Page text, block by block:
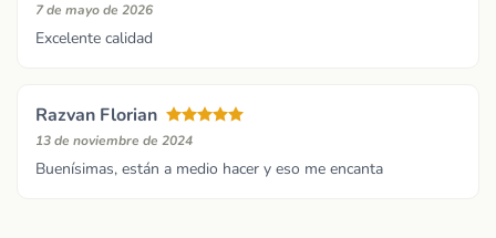
7 de mayo de 2026
Excelente calidad
Razvan Florian
13 de noviembre de 2024
Buenísimas, están a medio hacer y eso me encanta